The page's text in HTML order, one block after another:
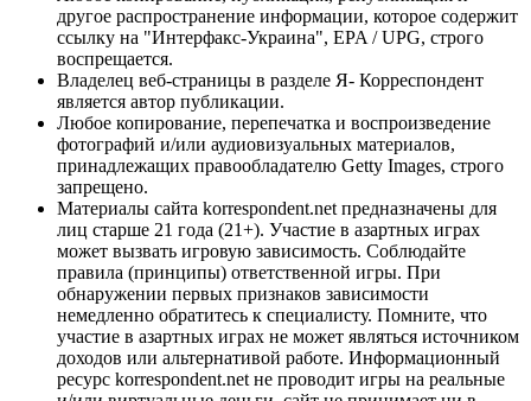
другое распространение информации, которое содержит
ссылку на "Интерфакс-Украина", EPA / UPG, строго
воспрещается.
Владелец веб-страницы в разделе Я- Корреспондент
является автор публикации.
Любое копирование, перепечатка и воспроизведение
фотографий и/или аудиовизуальных материалов,
принадлежащих правообладателю Getty Images, строго
запрещено.
Материалы сайта korrespondent.net предназначены для
лиц старше 21 года (21+). Участие в азартных играх
может вызвать игровую зависимость. Соблюдайте
правила (принципы) ответственной игры. При
обнаружении первых признаков зависимости
немедленно обратитесь к специалисту. Помните, что
участие в азартных играх не может являться источником
доходов или альтернативой работе. Информационный
ресурс korrespondent.net не проводит игры на реальные